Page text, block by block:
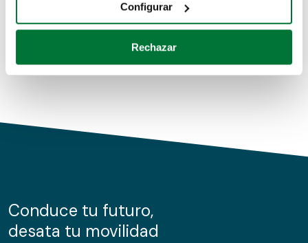
Identificar su dispositivo analizándolo activamente
para buscar características específicas (huellas
Obtenga más información sobre cómo se procesan sus
de cookies.
información sobre el uso que haga del sitio web con
nuestros partners de redes sociales, publicidad y análisis
Configurar
Rechazar
Conduce tu futuro,
desata tu movilidad